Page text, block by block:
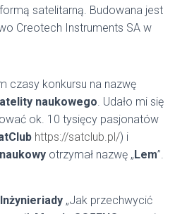
satelitarną. Budowana jest
Creotech Instruments SA w
czasy konkursu na nazwę
naukowego . Udało mi się
ok. 10 tysięcy pasjonatów
https://satclub.pl/) i
otrzymał nazwę „Lem”.
Inżynieriady „Jak przechwycić